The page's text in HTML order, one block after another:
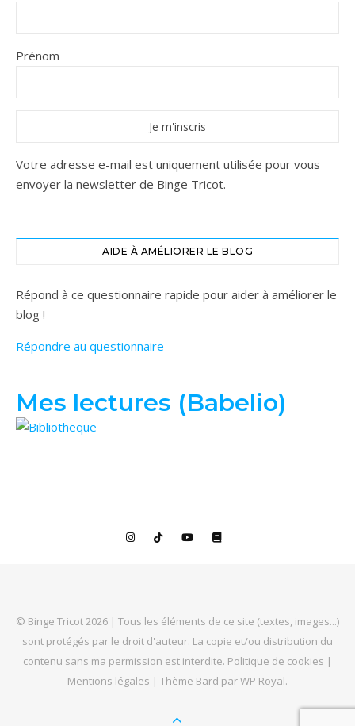
Prénom
Votre adresse e-mail est uniquement utilisée pour vous
envoyer la newsletter de Binge Tricot.
AIDE À AMÉLIORER LE BLOG
Répond à ce questionnaire rapide pour aider à améliorer le
blog !
Répondre au questionnaire
Mes lectures (Babelio)
© Binge Tricot 2026 | Tous les éléments de ce site (textes, images...)
sont protégés par le droit d'auteur. La copie et/ou distribution du
contenu sans ma permission est interdite. Politique de cookies |
Mentions légales | Thème Bard parWP Royal.